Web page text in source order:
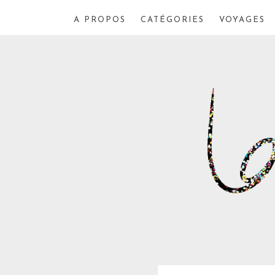
A PROPOS CATÉGORIES VOYAGES